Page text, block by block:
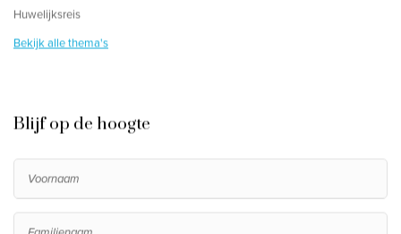
Huwelijksreis
Bekijk alle thema's
Blijf op de hoogte